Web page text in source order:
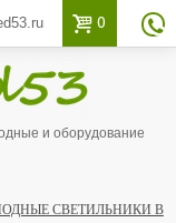
 0 
и оборудование
СВЕТИЛЬНИКИ В